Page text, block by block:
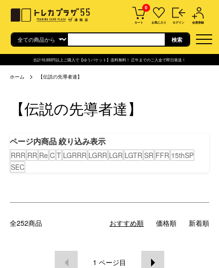
0
カート お気に入り ログイン 会員登録
合計10,000円以上ご購入で【ゆうパケット】送料無料！ 正午までのご入金で即日発送！
ホーム 【伝説の先導者達】
【伝説の先導者達】
ページ内商品 絞り込み表示
RRR RR Re C T LGRRR LGRR LGR LGTR SR FFR 15thSP
SEC
全252商品 おすすめ順 価格順 新着順
1 ページ目